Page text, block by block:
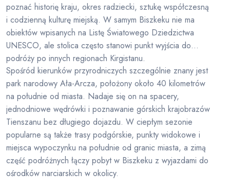
poznać historię kraju, okres radziecki, sztukę współczesną
i codzienną kulturę miejską. W samym Biszkeku nie ma
obiektów wpisanych na Listę Światowego Dziedzictwa
UNESCO, ale stolica często stanowi punkt wyjścia do
podróży po innych regionach Kirgistanu.
Spośród kierunków przyrodniczych szczególnie znany jest
park narodowy Ała-Arcza, położony około 40 kilometrów
na południe od miasta. Nadaje się on na spacery,
jednodniowe wędrówki i poznawanie górskich krajobrazów
Tienszanu bez długiego dojazdu. W ciepłym sezonie
popularne są także trasy podgórskie, punkty widokowe i
miejsca wypoczynku na południe od granic miasta, a zimą
część podróżnych łączy pobyt w Biszkeku z wyjazdami do
ośrodków narciarskich w okolicy.